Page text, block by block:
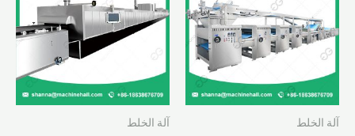
آلة الخلط آلة الخلط